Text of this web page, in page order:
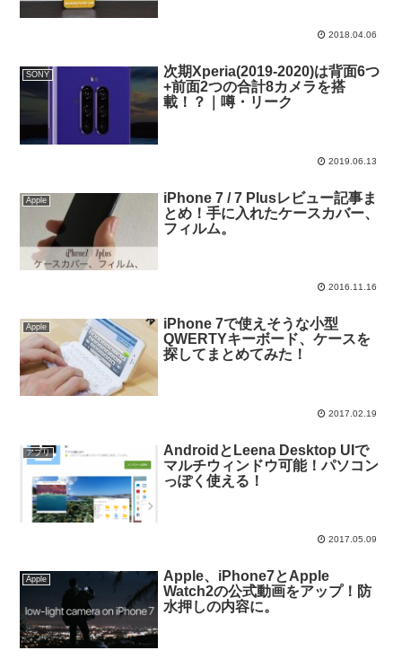
2018.04.06
SONY
次期Xperia(2019-2020)は背面6つ
+前面2つの合計8カメラを搭
載！？｜噂・リーク
2019.06.13
Apple
iPhone 7 / 7 Plusレビュー記事ま
とめ！手に入れたケースカバー、
フィルム。
2016.11.16
Apple
iPhone 7で使えそうな小型
QWERTYキーボード、ケースを
探してまとめてみた！
2017.02.19
アプリ
AndroidとLeena Desktop UIで
マルチウィンドウ可能！パソコン
っぽく使える！
2017.05.09
Apple
Apple、iPhone7とApple
Watch2の公式動画をアップ！防
水押しの内容に。